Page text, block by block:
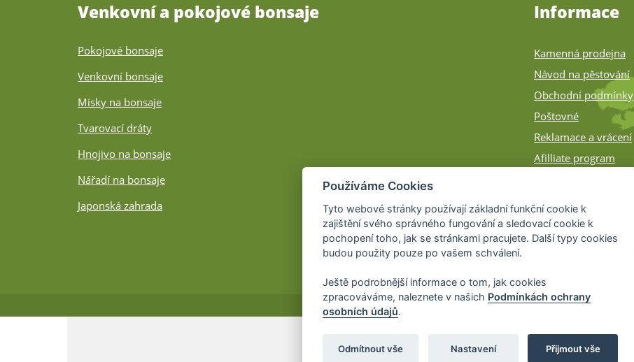
Venkovní a pokojové bonsaje
Pokojové bonsaje
Venkovní bonsaje
Misky na bonsaje
Tvarovací dráty
Hnojivo na bonsaje
Nářadí na bonsaje
Japonská zahrada
Informace
Kamenná prodejna
Návod na pěstování
Obchodní podmínky
Poštovné
Reklamace a vrácení
Afilliate program
© 2026 Bonsai-Shop.cz -
Partnerský program
Používáme Cookies
Tyto webové stránky používají základní funkční cookie k
zajištění svého správného fungování a sledovací cookie k
pochopení toho, jak se stránkami pracujete. Další typy cookies
budou použity pouze po vašem schválení.
Ještě podrobnější informace o tom, jak cookies
zpracováváme, naleznete v našich Podmínkách ochrany
osobních údajů.
Odmítnout vše Nastavení Přijmout vše